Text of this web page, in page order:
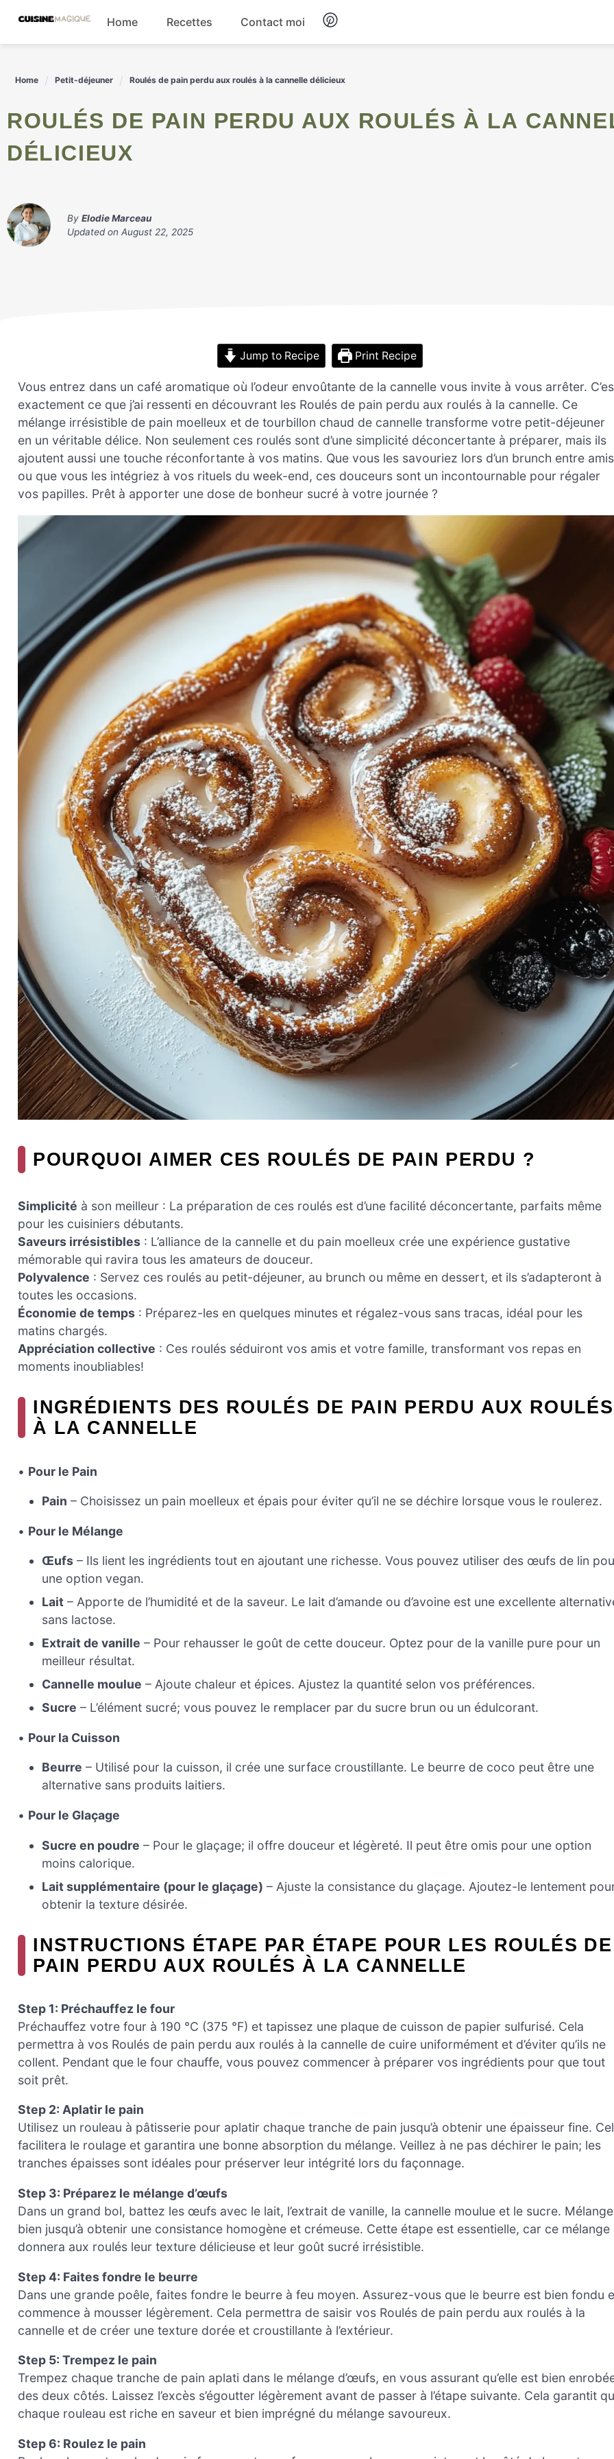
content
Home Recettes Contact moi
Home Petit-déjeuner Roulés de pain perdu aux roulés à la cannelle délicieux
ROULÉS DE PAIN PERDU AUX ROULÉS À LA CANNELLE
DÉLICIEUX
By Elodie Marceau
Updated on August 22, 2025
Jump to Recipe Print Recipe
Vous entrez dans un café aromatique où l’odeur envoûtante de la cannelle vous invite à vous arrêter.
exactement ce que j’ai ressenti en découvrant les Roulés de pain perdu aux roulés à la cannelle. Ce
mélange irrésistible de pain moelleux et de tourbillon chaud de cannelle transforme votre petit-déjeuner
en un véritable délice. Non seulement ces roulés sont d’une simplicité déconcertante à préparer, mais ils
ajoutent aussi une touche réconfortante à vos matins. Que vous les savouriez lors d’un brunch entre amis
ou que vous les intégriez à vos rituels du week-end, ces douceurs sont un incontournable pour régaler
vos papilles. Prêt à apporter une dose de bonheur sucré à votre journée ?
POURQUOI AIMER CES ROULÉS DE PAIN PERDU ?
Simplicité à son meilleur : La préparation de ces roulés est d’une facilité déconcertante, parfaits même
pour les cuisiniers débutants.
Saveurs irrésistibles : L’alliance de la cannelle et du pain moelleux crée une expérience gustative
mémorable qui ravira tous les amateurs de douceur.
Polyvalence : Servez ces roulés au petit-déjeuner, au brunch ou même en dessert, et ils s’adapteront à
toutes les occasions.
Économie de temps : Préparez-les en quelques minutes et régalez-vous sans tracas, idéal pour les
matins chargés.
Appréciation collective : Ces roulés séduiront vos amis et votre famille, transformant vos repas en
moments inoubliables!
INGRÉDIENTS DES ROULÉS DE PAIN PERDU AUX ROULÉS
À LA CANNELLE
• Pour le Pain
Pain – Choisissez un pain moelleux et épais pour éviter qu’il ne se déchire lorsque vous le roulerez.
• Pour le Mélange
Œufs – Ils lient les ingrédients tout en ajoutant une richesse. Vous pouvez utiliser des œufs de lin
une option vegan.
Lait – Apporte de l’humidité et de la saveur. Le lait d’amande ou d’avoine est une excellente
sans lactose.
Extrait de vanille – Pour rehausser le goût de cette douceur. Optez pour de la vanille pure pour un
meilleur résultat.
Cannelle moulue – Ajoute chaleur et épices. Ajustez la quantité selon vos préférences.
Sucre – L’élément sucré; vous pouvez le remplacer par du sucre brun ou un édulcorant.
• Pour la Cuisson
Beurre – Utilisé pour la cuisson, il crée une surface croustillante. Le beurre de coco peut être une
alternative sans produits laitiers.
• Pour le Glaçage
Sucre en poudre – Pour le glaçage; il offre douceur et légèreté. Il peut être omis pour une option
moins calorique.
Lait supplémentaire (pour le glaçage) – Ajuste la consistance du glaçage. Ajoutez-le lentement
obtenir la texture désirée.
INSTRUCTIONS ÉTAPE PAR ÉTAPE POUR LES ROULÉS DE
PAIN PERDU AUX ROULÉS À LA CANNELLE
Step 1: Préchauffez le four
Préchauffez votre four à 190 °C (375 °F) et tapissez une plaque de cuisson de papier sulfurisé. Cela
permettra à vos Roulés de pain perdu aux roulés à la cannelle de cuire uniformément et d’éviter qu’ils ne
collent. Pendant que le four chauffe, vous pouvez commencer à préparer vos ingrédients pour que tout
soit prêt.
Step 2: Aplatir le pain
Utilisez un rouleau à pâtisserie pour aplatir chaque tranche de pain jusqu’à obtenir une épaisseur fine.
facilitera le roulage et garantira une bonne absorption du mélange. Veillez à ne pas déchirer le pain; les
tranches épaisses sont idéales pour préserver leur intégrité lors du façonnage.
Step 3: Préparez le mélange d’œufs
Dans un grand bol, battez les œufs avec le lait, l’extrait de vanille, la cannelle moulue et le sucre.
bien jusqu’à obtenir une consistance homogène et crémeuse. Cette étape est essentielle, car ce mélange
donnera aux roulés leur texture délicieuse et leur goût sucré irrésistible.
Step 4: Faites fondre le beurre
Dans une grande poêle, faites fondre le beurre à feu moyen. Assurez-vous que le beurre est bien fondu
commence à mousser légèrement. Cela permettra de saisir vos Roulés de pain perdu aux roulés à la
cannelle et de créer une texture dorée et croustillante à l’extérieur.
Step 5: Trempez le pain
Trempez chaque tranche de pain aplati dans le mélange d’œufs, en vous assurant qu’elle est bien
des deux côtés. Laissez l’excès s’égoutter légèrement avant de passer à l’étape suivante. Cela garantit
chaque rouleau est riche en saveur et bien imprégné du mélange savoureux.
Step 6: Roulez le pain